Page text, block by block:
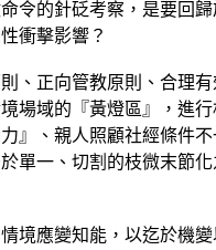
令的針砭考察，是要回
衝擊影響？
、正向管教原則、合理
域的『黃燈區』，進
、親人照顧社經條件
單一、切割的枝微末節
應變知能，以迄於機